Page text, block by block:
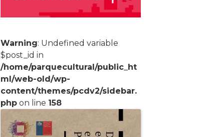
Warning: Undefined variable
$post_id in
/home/parquecultural/public_ht
ml/web-old/wp-
content/themes/pcdv2/sidebar.
php on line 158